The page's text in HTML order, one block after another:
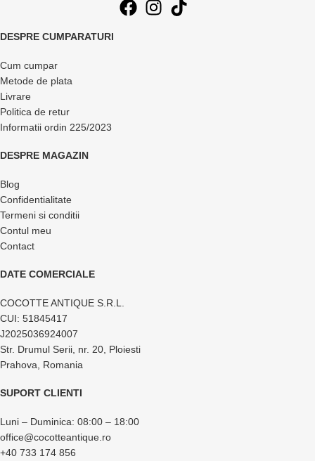
DESPRE CUMPARATURI
Cum cumpar
Metode de plata
Livrare
Politica de retur
Informatii ordin 225/2023
DESPRE MAGAZIN
Blog
Confidentialitate
Termeni si conditii
Contul meu
Contact
DATE COMERCIALE
COCOTTE ANTIQUE S.R.L.
CUI: 51845417
J2025036924007
Str. Drumul Serii, nr. 20, Ploiesti
Prahova, Romania
SUPORT CLIENTI
Luni – Duminica: 08:00 – 18:00
office@cocotteantique.ro
+40 733 174 856